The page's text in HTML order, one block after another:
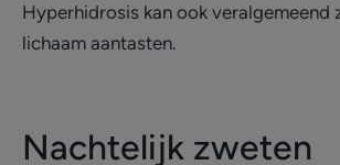
Hyperhidrosis kan ook veralgemeend
lichaam aantasten.
Nachtelijk zweten